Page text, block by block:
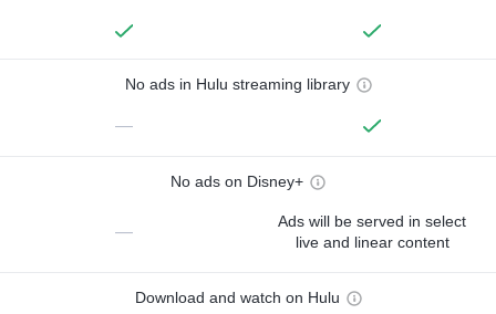
No ads in Hulu streaming library
—
No ads on Disney+
—
Ads will be served in select
live and linear content
Download and watch on Hulu